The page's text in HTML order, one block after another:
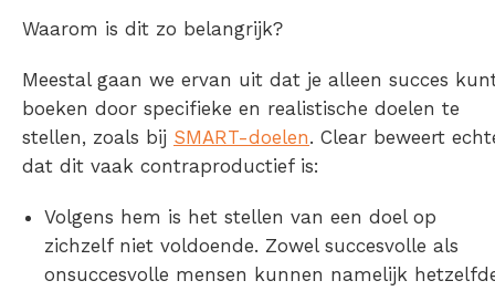
Waarom is dit zo belangrijk?
Meestal gaan we ervan uit dat je alleen succes
boeken door specifieke en realistische doelen te
stellen, zoals bij SMART-doelen. Clear beweert
dat dit vaak contraproductief is:
Volgens hem is het stellen van een doel op
zichzelf niet voldoende. Zowel succesvolle als
onsuccesvolle mensen kunnen namelijk